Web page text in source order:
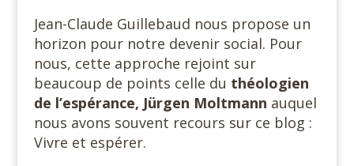
Jean-Claude Guillebaud nous propose un
horizon pour notre devenir social. Pour
nous, cette approche rejoint sur
beaucoup de points celle du théologien
de l’espérance, Jürgen Moltmann auquel
nous avons souvent recours sur ce blog :
Vivre et espérer.